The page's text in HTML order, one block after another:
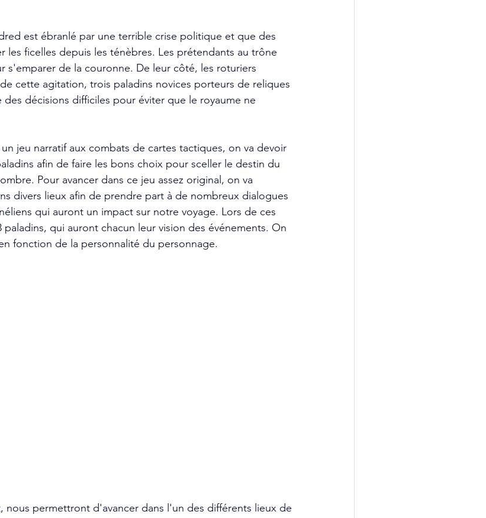
est ébranlé par une terrible crise politique et que des
les ficelles depuis les ténèbres. Les prétendants au trône
s'emparer de la couronne. De leur côté, les roturiers
cette agitation, trois paladins novices porteurs de reliques
décisions difficiles pour éviter que le royaume ne
jeu narratif aux combats de cartes tactiques, on va devoir
afin de faire les bons choix pour sceller le destin du
Pour avancer dans ce jeu assez original, on va
divers lieux afin de prendre part à de nombreux dialogues
qui auront un impact sur notre voyage. Lors de ces
qui auront chacun leur vision des événements. On
fonction de la personnalité du personnage.
nous permettront d'avancer dans l'un des différents lieux de